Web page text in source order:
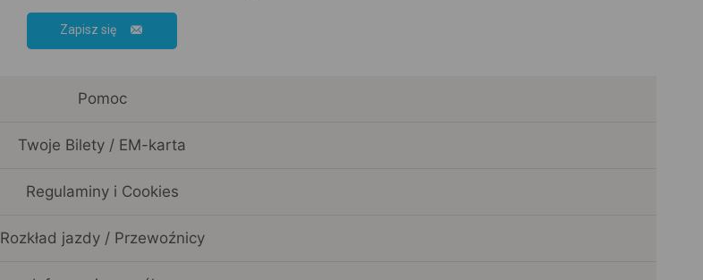
Zapisz się
Pomoc
Twoje Bilety / EM-karta
Regulaminy i Cookies
Rozkład jazdy / Przewoźnicy